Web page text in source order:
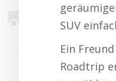
SUV
Ein
Roadtrip